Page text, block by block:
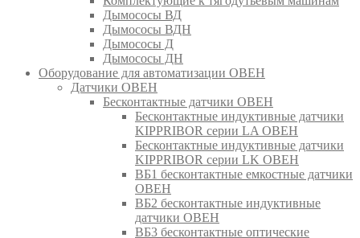
Дымососы ВД
Дымососы ВДН
Дымососы Д
Дымососы ДН
Оборудование для автоматизации ОВЕН
Датчики ОВЕН
Бесконтактные датчики ОВЕН
Бесконтактные индуктивные датчики
KIPPRIBOR серии LA ОВЕН
Бесконтактные индуктивные датчики
KIPPRIBOR серии LK ОВЕН
ВБ1 бесконтактные емкостные датчики
ОВЕН
ВБ2 бесконтактные индуктивные
датчики ОВЕН
ВБ3 бесконтактные оптические